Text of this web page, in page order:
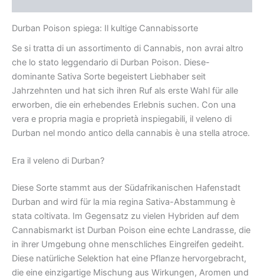
Durban Poison spiega: Il kultige Cannabissorte
Se si tratta di un assortimento di Cannabis, non avrai altro
che lo stato leggendario di Durban Poison. Diese-
dominante Sativa Sorte begeistert Liebhaber seit
Jahrzehnten und hat sich ihren Ruf als erste Wahl für alle
erworben, die ein erhebendes Erlebnis suchen. Con una
vera e propria magia e proprietà inspiegabili, il veleno di
Durban nel mondo antico della cannabis è una stella atroce.
Era il veleno di Durban?
Diese Sorte stammt aus der Südafrikanischen Hafenstadt
Durban and wird für la mia regina Sativa-Abstammung è
stata coltivata. Im Gegensatz zu vielen Hybriden auf dem
Cannabismarkt ist Durban Poison eine echte Landrasse, die
in ihrer Umgebung ohne menschliches Eingreifen gedeiht.
Diese natürliche Selektion hat eine Pflanze hervorgebracht,
die eine einzigartige Mischung aus Wirkungen, Aromen und